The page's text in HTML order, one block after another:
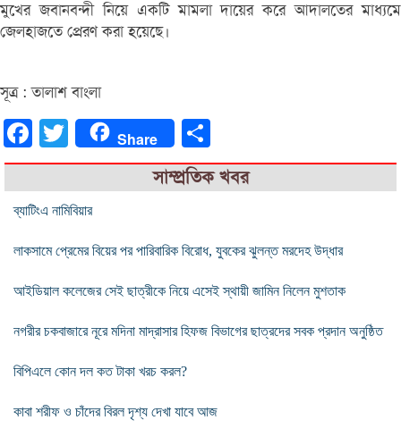
মুখের জবানবন্দী নিয়ে একটি মামলা দায়ের করে আদালতের মাধ্যমে
জেলহাজতে প্রেরণ করা হয়েছে।
সূত্র : তালাশ বাংলা
FacebookTwitter Share
সাম্প্রতিক খবর
ব্যাটিংএ নামিবিয়ার
লাকসামে প্রেমের বিয়ের পর পারিবারিক বিরোধ, যুবকের ঝুলন্ত মরদেহ উদ্ধার
আইডিয়াল কলেজের সেই ছাত্রীকে নিয়ে এসেই স্থায়ী জামিন নিলেন মুশতাক
নগরীর চকবাজারে নূরে মদিনা মাদ্রাসার হিফজ বিভাগের ছাত্রদের সবক প্রদান অনুষ্ঠিত
বিপিএলে কোন দল কত টাকা খরচ করল?
কাবা শরীফ ও চাঁদের বিরল দৃশ্য দেখা যাবে আজ